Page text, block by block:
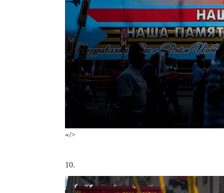
«/>
10.